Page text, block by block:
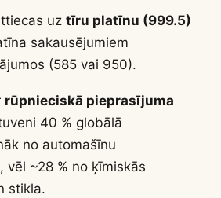
uz tīru platīnu (999.5)
sakausējumiem
(585 vai 950).
rūpnieciskā pieprasījuma
40 % globālā
no automašīnu
vēl ~28 % no ķīmiskās
stikla.